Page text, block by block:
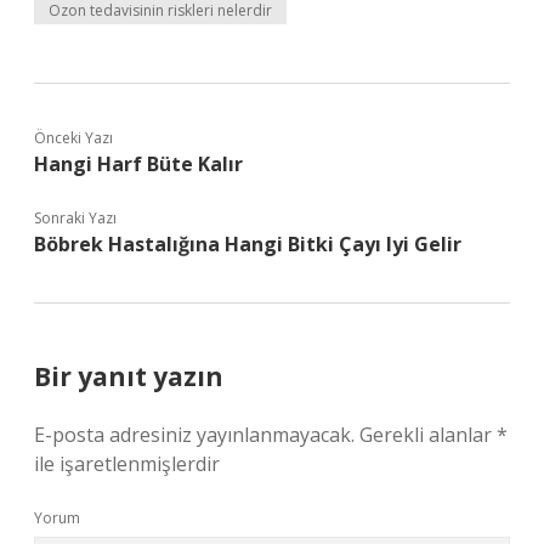
Ozon tedavisinin riskleri nelerdir
Önceki Yazı
Hangi Harf Büte Kalır
Sonraki Yazı
Böbrek Hastalığına Hangi Bitki Çayı Iyi Gelir
Bir yanıt yazın
E-posta adresiniz yayınlanmayacak. Gerekli alanlar*
ile işaretlenmişlerdir
Yorum